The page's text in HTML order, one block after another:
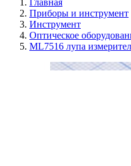
Главная
Приборы и инструмент
Инструмент
Оптическое
ML7516 лупа